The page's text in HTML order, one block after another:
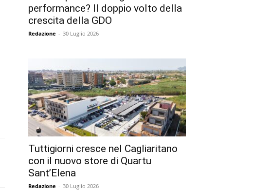
performance? Il doppio volto della
crescita della GDO
Redazione - 30 Luglio 2026
Tuttigiorni cresce nel Cagliaritano
con il nuovo store di Quartu
Sant’Elena
Redazione - 30 Luglio 2026